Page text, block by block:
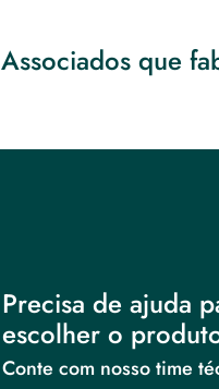
Associados que
Precisa de ajuda
escolher o
Conte com nosso time